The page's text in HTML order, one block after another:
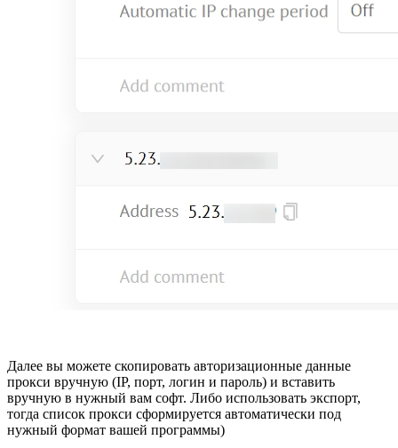
Далее вы можете скопировать авторизационные данные
прокси вручную (IP, порт, логин и пароль) и вставить
вручную в нужный вам софт. Либо использовать экспорт,
тогда список прокси сформируется автоматически под
нужный формат вашей программы)